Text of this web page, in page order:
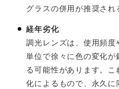
グラスの併用が推奨され
経年劣化
調光レンズは、使用頻
単位で徐々に色の変化
る可能性があります。
化によるもので、永久